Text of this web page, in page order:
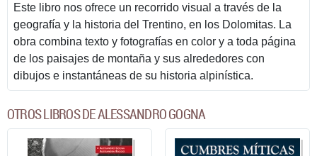
Este libro nos ofrece un recorrido visual a través de la
geografía y la historia del Trentino, en los Dolomitas. La
obra combina texto y fotografías en color y a toda página
de los paisajes de montaña y sus alrededores con
dibujos e instantáneas de su historia alpinística.
OTROS LIBROS DE ALESSANDRO GOGNA